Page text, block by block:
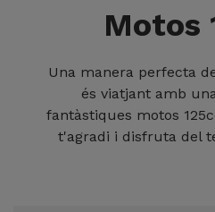
Motos
Una manera perfecta
és viatjant amb
fantàstiques motos
t'agradi i disfruta del